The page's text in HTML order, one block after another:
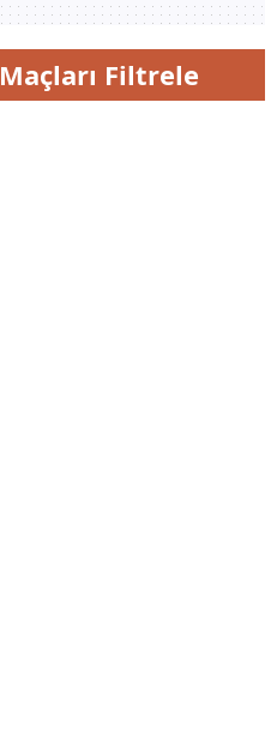
Maçları Filtrele